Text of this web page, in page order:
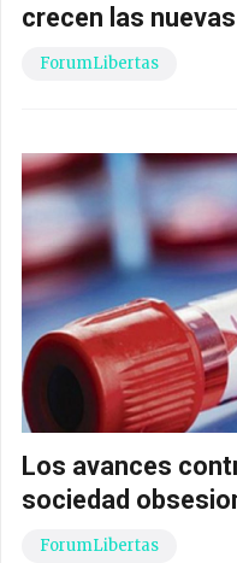
crecen las
ForumLibertas
Los avances
sociedad
ForumLibertas